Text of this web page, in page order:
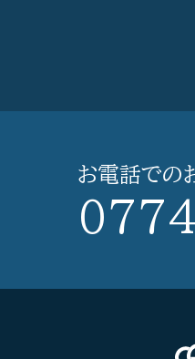
お電話での